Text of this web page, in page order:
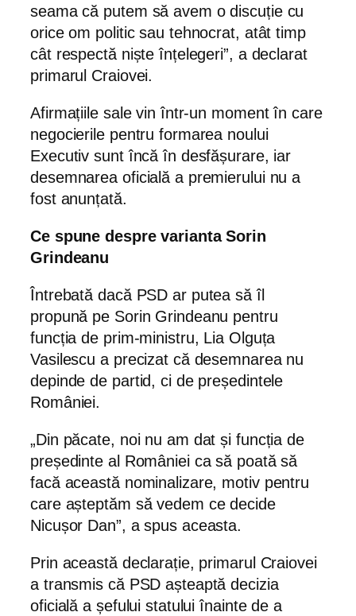
seama că putem să avem o discuție cu
orice om politic sau tehnocrat, atât timp
cât respectă niște înțelegeri”, a declarat
primarul Craiovei.
Afirmațiile sale vin într-un moment în care
negocierile pentru formarea noului
Executiv sunt încă în desfășurare, iar
desemnarea oficială a premierului nu a
fost anunțată.
Ce spune despre varianta Sorin
Grindeanu
Întrebată dacă PSD ar putea să îl
propună pe Sorin Grindeanu pentru
funcția de prim-ministru, Lia Olguța
Vasilescu a precizat că desemnarea nu
depinde de partid, ci de președintele
României.
„Din păcate, noi nu am dat și funcția de
președinte al României ca să poată să
facă această nominalizare, motiv pentru
care așteptăm să vedem ce decide
Nicușor Dan”, a spus aceasta.
Prin această declarație, primarul Craiovei
a transmis că PSD așteaptă decizia
oficială a șefului statului înainte de a